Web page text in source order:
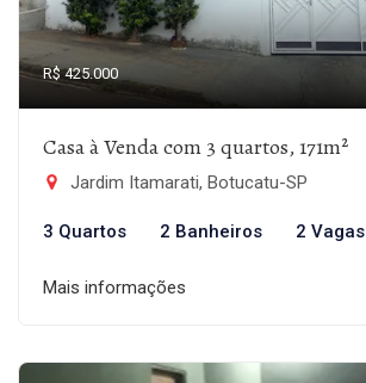
R$ 425.000
Casa à Venda com 3 quartos, 171m²
Jardim Itamarati, Botucatu-SP
3 Quartos 2 Banheiros 2 Vagas
Mais informações